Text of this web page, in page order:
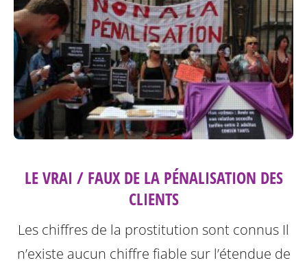
LE VRAI / FAUX DE LA PÉNALISATION DES
CLIENTS
Les chiffres de la prostitution sont connus Il
n’existe aucun chiffre fiable sur l’étendue de